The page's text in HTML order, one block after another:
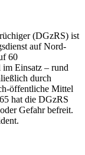
(DGzRS) ist
auf Nord-
60
im Einsatz – rund
durch
öffentliche Mittel
hat die DGzRS
Gefahr befreit.